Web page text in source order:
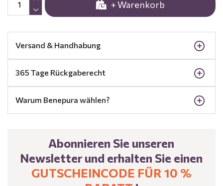
+ Warenkorb
Versand & Handhabung
365 Tage Rückgaberecht
Warum Benepura wählen?
Abonnieren Sie unseren
Newsletter und erhalten Sie einen
GUTSCHEINCODE FÜR 10 %